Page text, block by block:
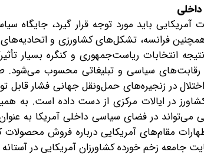
باید مورد توجه قرار گیرد، جایگاه
فرانسه، تشکل‌های کشاورزی و اتحادیه‌های
انتخابات ریاست‌جمهوری و کنگره بسیار
رقابت‌های سیاسی و تبلیغاتی محسوب می‌شود.
در زنجیره‌های حمل‌ونقل جهانی فشار قابل
در ایالات مرکزی از دست داده است. به
می‌تواند در فضای سیاسی داخلی آمریکا به
مقام‌های آمریکایی درباره فروش محصولات
زخم خورده کشاورزان آمریکایی در آستانه